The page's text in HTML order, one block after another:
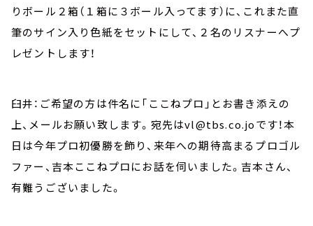
りボール２箱（１箱に３ボール入ってます）に、これまた直
筆のサイン入り色紙をセットにして、２名のリスナーへプ
レゼントします！
臼井：ご希望の方は件名に「ここねプロ」とお書き添えの
上、メールお願い致します。宛先はvl@tbs.co.joです！本
日は今年プロ初優勝を飾り、来年への期待高まるプロゴル
ファー、吉本ここねプロにお話を伺いました。吉本さん、
有難うございました。